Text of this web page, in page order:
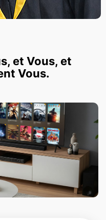
et Vous, et
Vous.